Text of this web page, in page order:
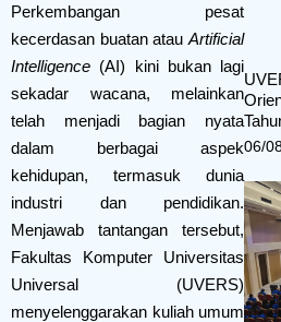
Perkembangan pesat
kecerdasan buatan atau Artificial
Intelligence (AI) kini bukan lagi
sekadar wacana, melainkan
telah menjadi bagian nyata
dalam berbagai aspek
kehidupan, termasuk dunia
industri dan pendidikan.
Menjawab tantangan tersebut,
Fakultas Komputer Universitas
Universal (UVERS)
menyelenggarakan kuliah umum
06/